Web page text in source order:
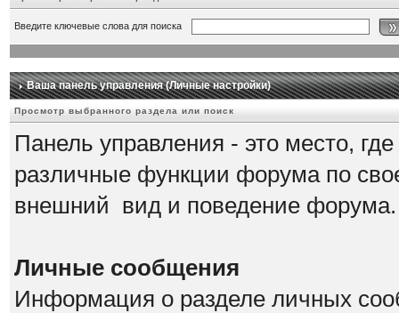
Введите ключевые слова для поиска
Ваша панель управления (Личные настройки)
Просмотр выбранного раздела или поиск
Панель управления - это место,
различные функции форума по
внешний вид и поведение форума.
Личные сообщения
Информация о разделе личных